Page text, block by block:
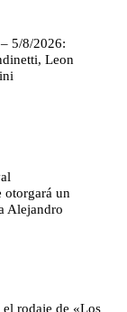
5/8/2026:
Leon
otorgará un
Alejandro
rodaje de «Los